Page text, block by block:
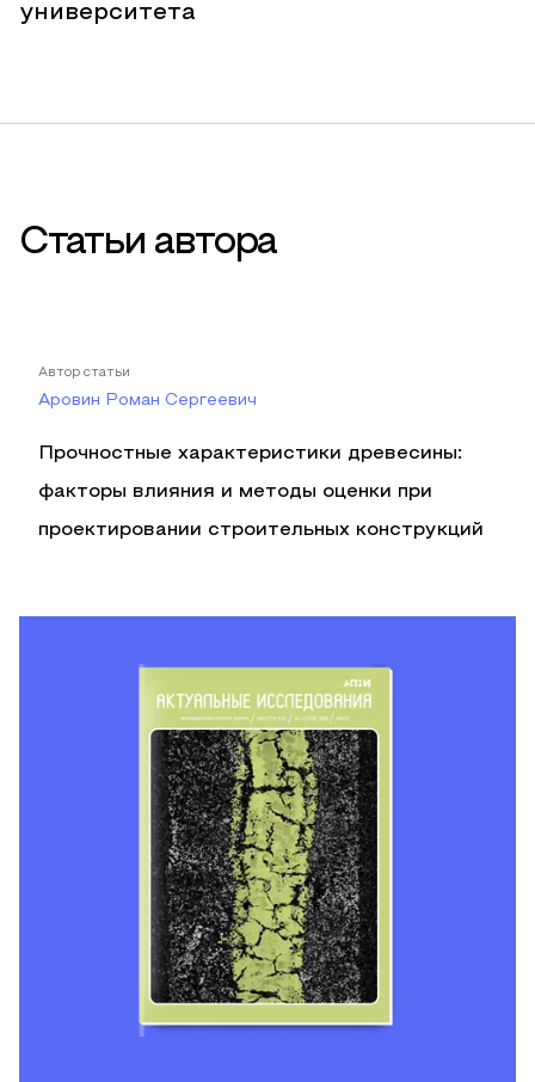
университета
Статьи автора
Автор статьи
Аровин Роман Сергеевич
Прочностные характеристики древесины:
факторы влияния и методы оценки при
проектировании строительных конструкций